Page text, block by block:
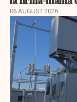
06 AUGUST 2026